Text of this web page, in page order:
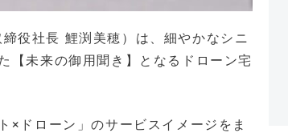
役社長 鯉渕美穂）は、細やかなシニ
【未来の御用聞き】となるドローン宅
×ドローン」のサービスイメージをま